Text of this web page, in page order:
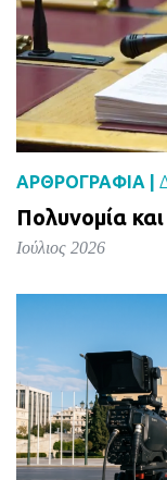
ΑΡΘΡΟΓΡΑΦΙΑ |
Πολυνομία
Ιούλιος 2026